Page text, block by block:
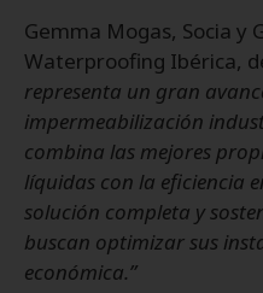
Gemma Mogas, Socia y
Waterproofing Ibérica,
representa un gran
impermeabilización
combina las mejores
líquidas con la eficiencia
solución completa y
buscan optimizar sus
económica.”